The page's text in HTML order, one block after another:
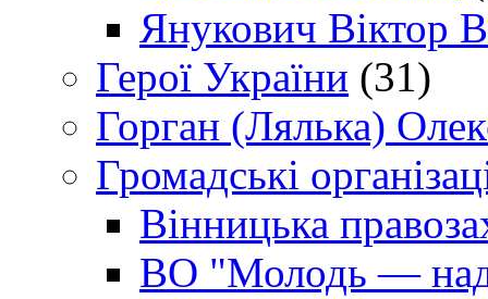
Янукович Віктор
Герої України (31)
Горган (Лялька)
Громадські
Вінницька
ВО "Молодь —